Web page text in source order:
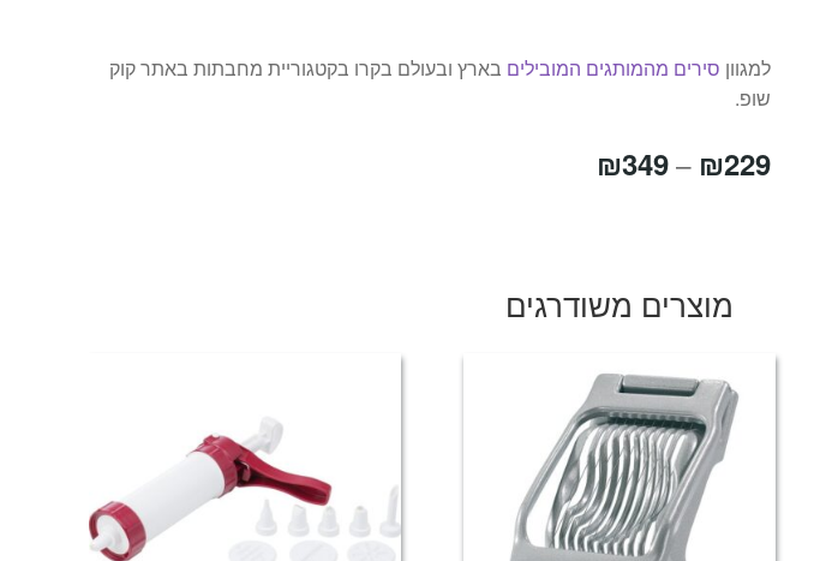
למגוון סירים מהמותגים המובילים בארץ ובעולם בקרו בקטגוריית מחבתות באתר קוק
שופ.
₪229
–
₪349
עד
מוצרים משודרגים